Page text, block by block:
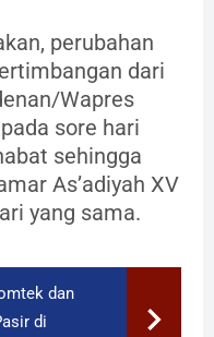
perubahan
dari
Wapres
sore hari
sehingga
As’adiyah XV
yang sama.
dan
di